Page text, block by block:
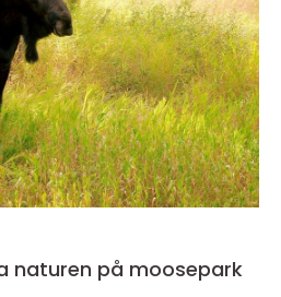
naturen på moosepark